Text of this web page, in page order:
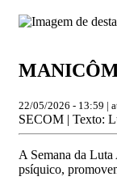
22/05/2026 - 13:59 |
SECOM | Texto:
A Semana da
psíquico,